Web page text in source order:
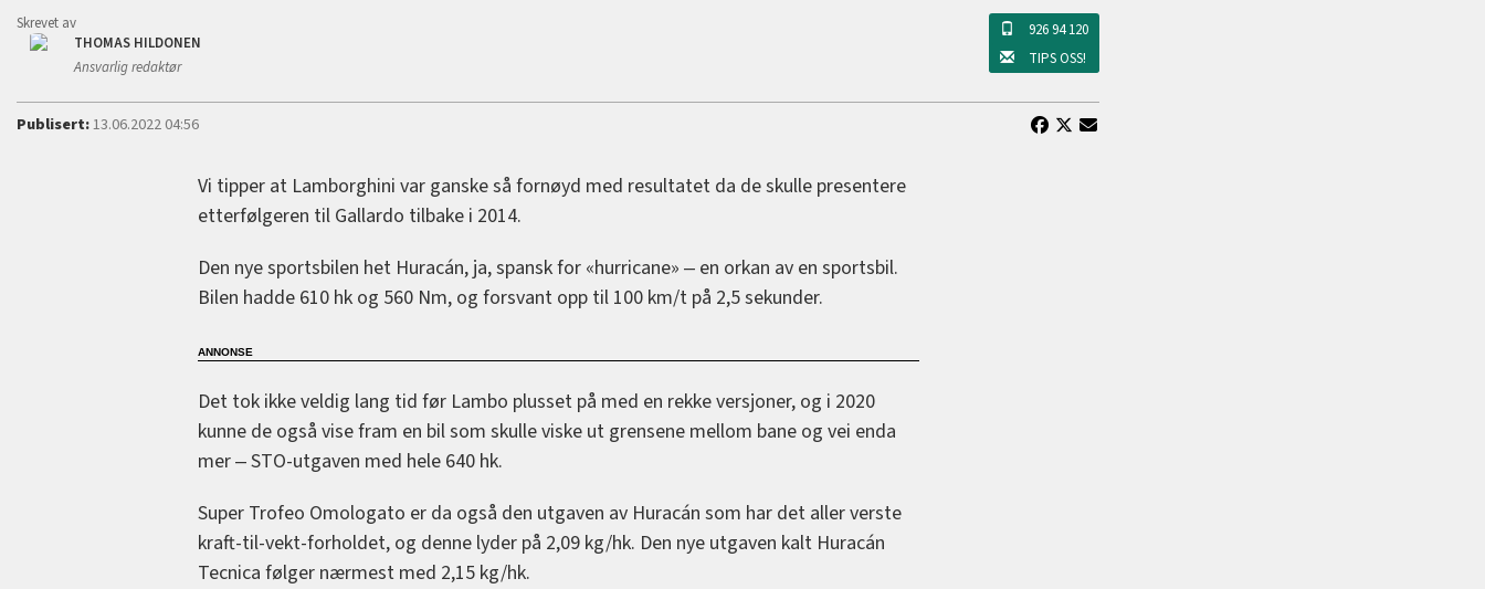
Skrevet av
THOMAS HILDONEN
Ansvarlig redaktør
926 94 120
TIPS OSS!
Publisert:13.06.2022 04:56
Vi tipper at Lamborghini var ganske så fornøyd med resultatet da de skulle presentere
etterfølgeren til Gallardo tilbake i 2014.
Den nye sportsbilen het Huracán, ja, spansk for «hurricane» ‒ en orkan av en sportsbil.
Bilen hadde 610 hk og 560 Nm, og forsvant opp til 100 km/t på 2,5 sekunder.
Det tok ikke veldig lang tid før Lambo plusset på med en rekke versjoner, og i 2020
kunne de også vise fram en bil som skulle viske ut grensene mellom bane og vei enda
mer ‒ STO-utgaven med hele 640 hk.
Super Trofeo Omologato er da også den utgaven av Huracán som har det aller verste
kraft-til-vekt-forholdet, og denne lyder på 2,09 kg/hk. Den nye utgaven kalt Huracán
Tecnica følger nærmest med 2,15 kg/hk.